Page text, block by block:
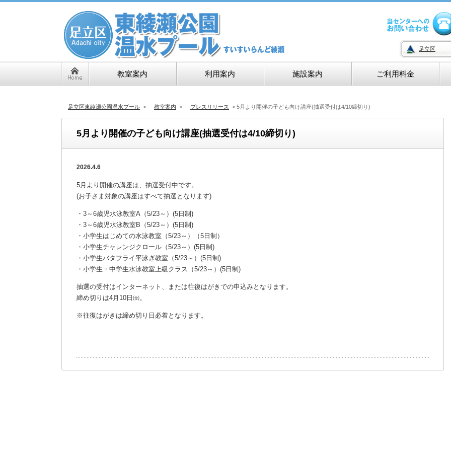
足立区
教室案内 利用案内 施設案内 ご利用料金
足立区東綾瀬公園温水プール > 教室案内 > プレスリリース > 5月より開催の子ども向け講座(抽選受付は4/10締切り)
5月より開催の子ども向け講座(抽選受付は4/10締切り)
2026.4.6
5月より開催の講座は、抽選受付中です。
(お子さま対象の講座はすべて抽選となります)
・3～6歳児水泳教室A（5/23～）(5日制)
・3～6歳児水泳教室B（5/23～）(5日制)
・小学生はじめての水泳教室（5/23～）（5日制）
・小学生チャレンジクロール（5/23～）(5日制)
・小学生バタフライ平泳ぎ教室（5/23～）(5日制)
・小学生・中学生水泳教室上級クラス（5/23～）(5日制)
抽選の受付はインターネット、または往復はがきでの申込みとなります。
締め切りは4月10日㈮。
※往復はがきは締め切り日必着となります。